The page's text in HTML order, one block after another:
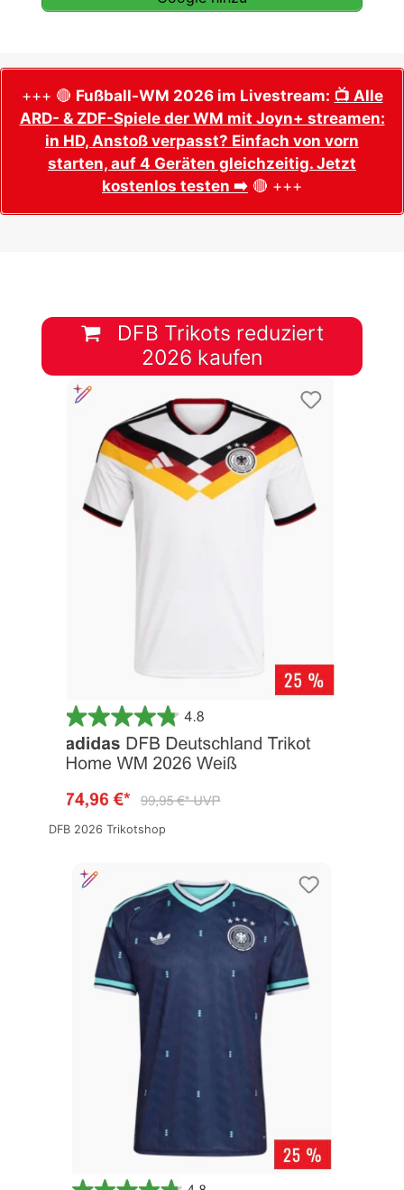
+++ 🔴 Fußball-WM 2026 im Livestream: 📺 Alle
ARD- & ZDF-Spiele der WM mit Joyn+ streamen:
in HD, Anstoß verpasst? Einfach von vorn
starten, auf 4 Geräten gleichzeitig. Jetzt
kostenlos testen ➡️ 🔴 +++
DFB Trikots reduziert
2026 kaufen
DFB 2026 Trikotshop